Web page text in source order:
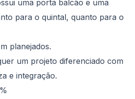
uma porta balcão e uma
para o quintal, quanto para o
planejados.
um projeto diferenciado com
e integração.